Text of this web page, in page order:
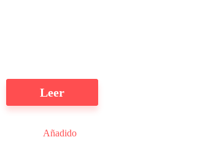
Leer
Añadido